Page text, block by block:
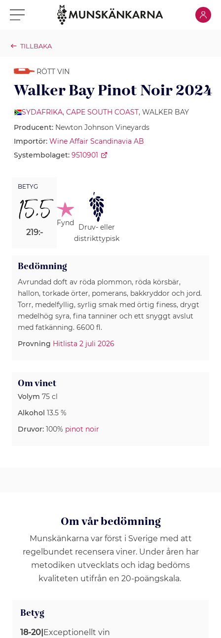
Klicka för meny Klicka
TILLBAKA
RÖTT VIN
Walker Bay Pinot Noir 2024
SYDAFRIKA, CAPE SOUTH COAST, WALKER BAY
Producent: Newton Johnson Vineyards
Importör: Wine Affair Scandinavia AB
Systembolaget: 9510901
BETYG
15,5
219:-
Fynd
Druv- eller
distrikttypisk
Bedömning
Avrundad doft av röda plommon, röda körsbär,
hallon, torkade örter, pomerans, bakkryddor och jord.
Torr, medelfyllig, syrlig smak med örtig finess, drygt
medelhög syra, fina tanniner och ett snyggt avslut
med fatkänning. 6600 fl.
Provning Hitlista 2 juli 2026
Om vinet
Volym 75 cl
Alkohol 13.5 %
Druvor: 100% pinot noir
Om vår bedömning
Munskänkarna var först i Sverige med att
regelbundet recensera viner. Under åren har
metodiken utvecklats och idag bedöms
kvaliteten utifrån en 20-poängskala.
Betyg
18-20|Exceptionellt vin